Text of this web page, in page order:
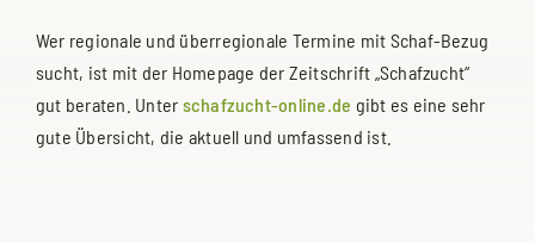
Wer regionale und überregionale Termine mit Schaf-Bezug
sucht, ist mit der Homepage der Zeitschrift „Schafzucht“
gut beraten. Unter schafzucht-online.de gibt es eine sehr
gute Übersicht, die aktuell und umfassend ist.